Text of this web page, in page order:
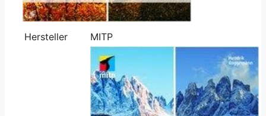
Hersteller MITP